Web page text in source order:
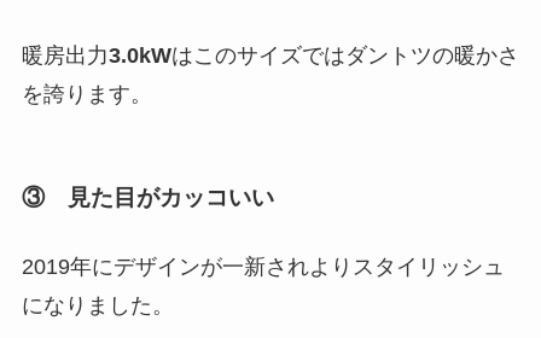
暖房出力3.0kWはこのサイズではダントツの暖かさ
を誇ります。
③ 見た目がカッコいい
2019年にデザインが一新されよりスタイリッシュ
になりました。